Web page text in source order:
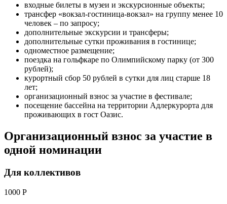
входные билеты в музеи и экскурсионные объекты;
трансфер «вокзал-гостиница-вокзал» на группу менее 10
человек – по запросу;
дополнительные экскурсии и трансферы;
дополнительные сутки проживания в гостинице;
одноместное размещение;
поездка на гольфкаре по Олимпийскому парку (от 300
рублей);
курортный сбор 50 рублей в сутки для лиц старше 18
лет;
организационный взнос за участие в фестивале;
посещение бассейна на территории Адлеркурорта для
проживающих в гост Оазис.
Организационный взнос за участие в
одной номинации
Для коллективов
1000 Р